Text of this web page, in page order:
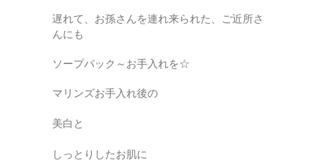
遅れて、お孫さんを連れ来られた、ご近所さ
んにも
ソープパック～お手入れを☆
マリンズお手入れ後の
美白 と
しっとりしたお肌に